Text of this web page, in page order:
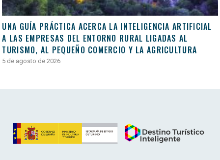
UNA GUÍA PRÁCTICA ACERCA LA INTELIGENCIA ARTIFICIAL
A LAS EMPRESAS DEL ENTORNO RURAL LIGADAS AL
TURISMO, AL PEQUEÑO COMERCIO Y LA AGRICULTURA
5 de agosto de 2026